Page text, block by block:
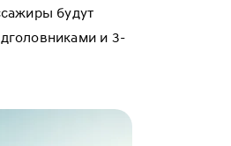
будут
и 3-